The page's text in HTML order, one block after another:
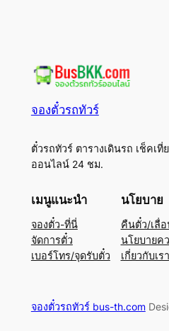
จองตั๋วรถทัวร์
ตั๋วรถทัวร์ ตารางเดินรถ เช็คเ
ออนไลน์ 24 ชม.
เมนูแนะนำ
จองตั๋ว-ที่นี่
จัดการตั๋ว
เบอร์โทร/จุดรับตั๋ว
นโยบาย
คืนตั๋ว/เลื่
นโยบายค
เกี่ยวกับเรา
จองตั๋วรถทัวร์ bus-th.com